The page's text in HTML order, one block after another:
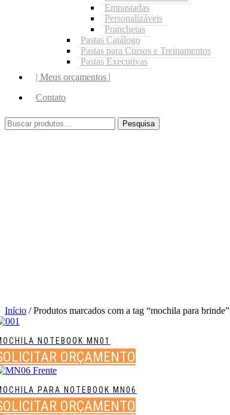
Empastadas
Personalizáveis
Pranchetas
Pastas Catálogo
Pastas para Cursos e Treinamentos
Pastas Executivas
| Meus orçamentos |
Contato
Início / Produtos marcados com a tag “mochila para brinde”
NOTEBOOK MN01
ORÇAMENTO
PARA NOTEBOOK MN06
ORÇAMENTO